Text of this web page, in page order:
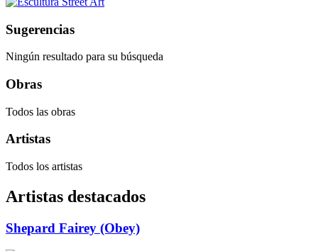
Sugerencias
Ningún resultado para su búsqueda
Obras
Todos las obras
Artistas
Todos los artistas
Artistas destacados
Shepard Fairey (Obey)